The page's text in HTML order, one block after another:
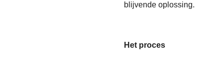
blijvende oplossing.
Het proces